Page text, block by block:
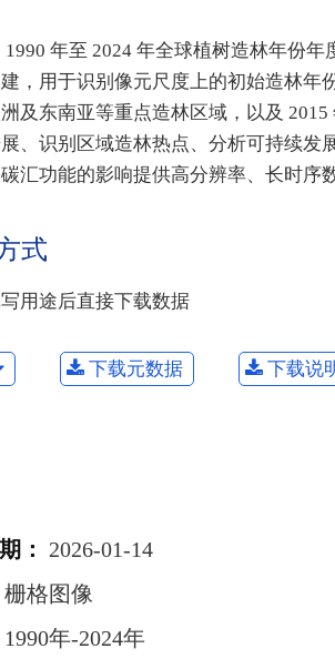
年至 2024 年全球植树造林年份
，用于识别像元尺度上的初始造林
及东南亚等重点造林区域，以及
、识别区域造林热点、分析可持续发
汇功能的影响提供高分辨率、长时序
式
用途后直接下载数据
下载元数据 下载说
：
2026-01-14
栅格图像
1990年-2024年